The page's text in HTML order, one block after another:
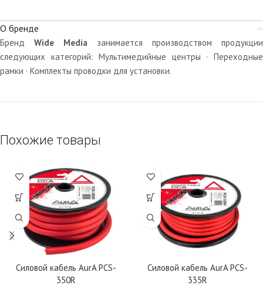
О бренде
Бренд Wide Media занимается производством продукции
следующих категорий: Мультимедийные центры · Переходные
рамки · Комплекты проводки для установки.
Похожие товары
Силовой кабель AurA PCS-
350R
Силовой кабель AurA PCS-
335R